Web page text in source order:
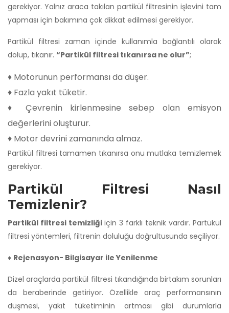
gerekiyor. Yalnız araca takılan partikül filtresinin işlevini tam
yapması için bakımına çok dikkat edilmesi gerekiyor.
Partikül filtresi zaman içinde kullanımla bağlantılı olarak
dolup, tıkanır. “Partikül filtresi tıkanırsa ne olur”;
♦ Motorunun performansı da düşer.
♦ Fazla yakıt tüketir.
♦ Çevrenin kirlenmesine sebep olan emisyon
değerlerini oluşturur.
♦ Motor devrini zamanında almaz.
Partikül filtresi tamamen tıkanırsa onu mutlaka temizlemek
gerekiyor.
Partikül Filtresi Nasıl
Temizlenir?
Partikül filtresi temizliği için 3 farklı teknik vardır. Partükül
filtresi yöntemleri, filtrenin doluluğu doğrultusunda seçiliyor.
♦ Rejenasyon- Bilgisayar ile Yenilenme
Dizel araçlarda partikül filtresi tıkandığında birtakım sorunları
da beraberinde getiriyor. Özellikle araç performansının
düşmesi, yakıt tüketiminin artması gibi durumlarla